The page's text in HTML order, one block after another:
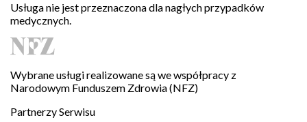
Usługa nie jest przeznaczona dla nagłych przypadków
medycznych.
Wybrane usługi realizowane są we współpracy z
Narodowym Funduszem Zdrowia (NFZ)
Partnerzy Serwisu